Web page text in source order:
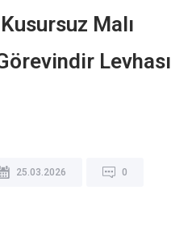
Malı
Levhası
25.03.2026 0